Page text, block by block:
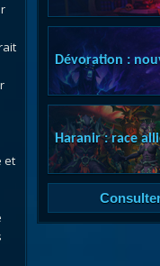
et
Dévoration :
Haranir : race